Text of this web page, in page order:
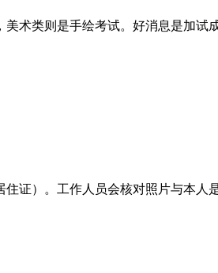
术类则是手绘考试。好消息是加试
证）。工作人员会核对照片与本人